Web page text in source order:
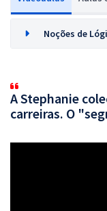
Noções de
A Stephanie
carreiras. O